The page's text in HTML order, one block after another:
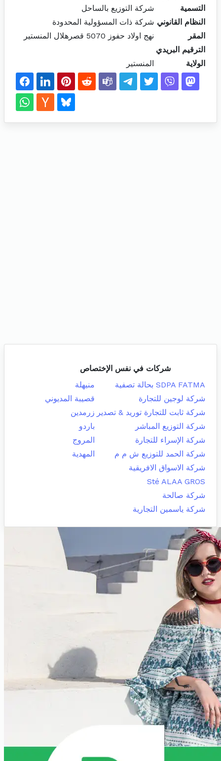
التسمية
شركة التوزيع بالساحل
النظام القانوني شركة ذات المسؤولية المحدودة
المقر
نهج اولاد حفوز 5070 قصرهلال المنستير
الترقيم البريدي
الولاية
المنستير
شركات في نفس الإختصاص
SDPA FATMA بحالة تصفية
منيهلة
شركة لوجين للتجارة
قصيبة المديوني
شركة ثابت للتجارة توريد & تصدير زرمدين
شركة التوزيع المباشر
باردو
شركة الإسراء للتجارة
المروج
شركة الحمد للتوزيع ش م م
المهدية
شركة الاسواق الافريقية
Sté ALAA GROS
شركة صالحة
شركة ياسمين التجارية